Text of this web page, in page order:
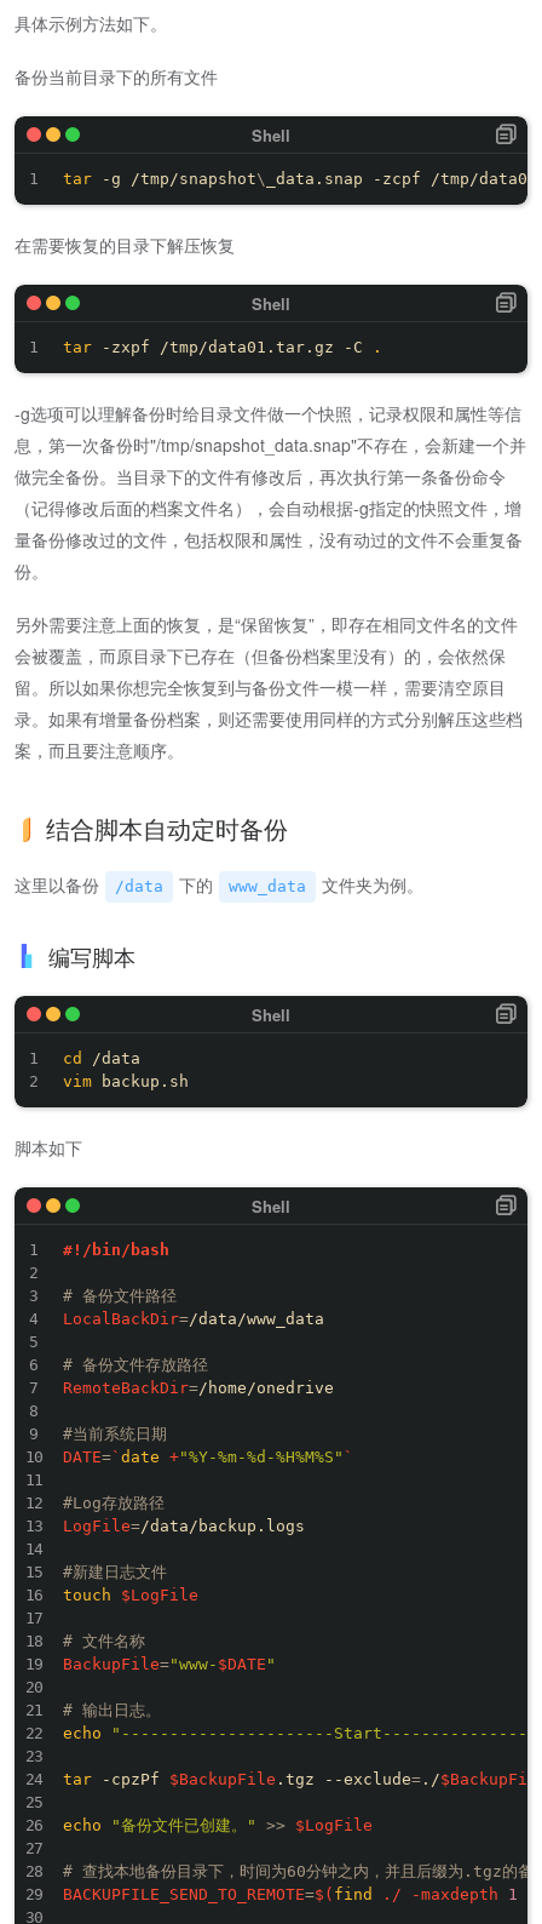
具体示例方法如下。
备份当前目录下的所有文件
tar -g /tmp/snapshot\ _data.snap -zcpf /tmp/
在需要恢复的目录下解压恢复
tar -zxpf /tmp/data01.tar.gz -C .
-g选项可以理解备份时给目录文件做一个快照，记录权限和属性等信
息，第一次备份时"/tmp/snapshot_data.snap"不存在，会新建一个并
做完全备份。当目录下的文件有修改后，再次执行第一条备份命令
（记得修改后面的档案文件名），会自动根据-g指定的快照文件，增
量备份修改过的文件，包括权限和属性，没有动过的文件不会重复备
份。
另外需要注意上面的恢复，是“保留恢复”，即存在相同文件名的文件
会被覆盖，而原目录下已存在（但备份档案里没有）的，会依然保
留。所以如果你想完全恢复到与备份文件一模一样，需要清空原目
录。如果有增量备份档案，则还需要使用同样的方式分别解压这些档
案，而且要注意顺序。
结合脚本自动定时备份
这里以备份 /data 下的 www_data 文件夹为例。
编写脚本
cd
vim
脚本如下
#!/bin/bash
# 备份文件路径
LocalBackDir=/data/www_data
# 备份文件存放路径
RemoteBackDir=/home/onedrive
#当前系统日期
DATE=` date +"%Y-%m-%d-%H%M%S" `
#Log存放路径
LogFile=/data/backup.logs
#新建日志文件
touch
$LogFile
# 文件名称
BackupFile="www- $DATE "
# 输出日志。
echo
"----------------------
tar -cpzPf $BackupFile .tgz --exclude= ./
echo "备份文件已创建。" >> $LogFile
# 查找本地备份目录下，时间为60分钟之内，并且后缀为.tgz的备
BACKUPFILE_SEND_TO_REMOTE=$( find ./ -maxdepth 1